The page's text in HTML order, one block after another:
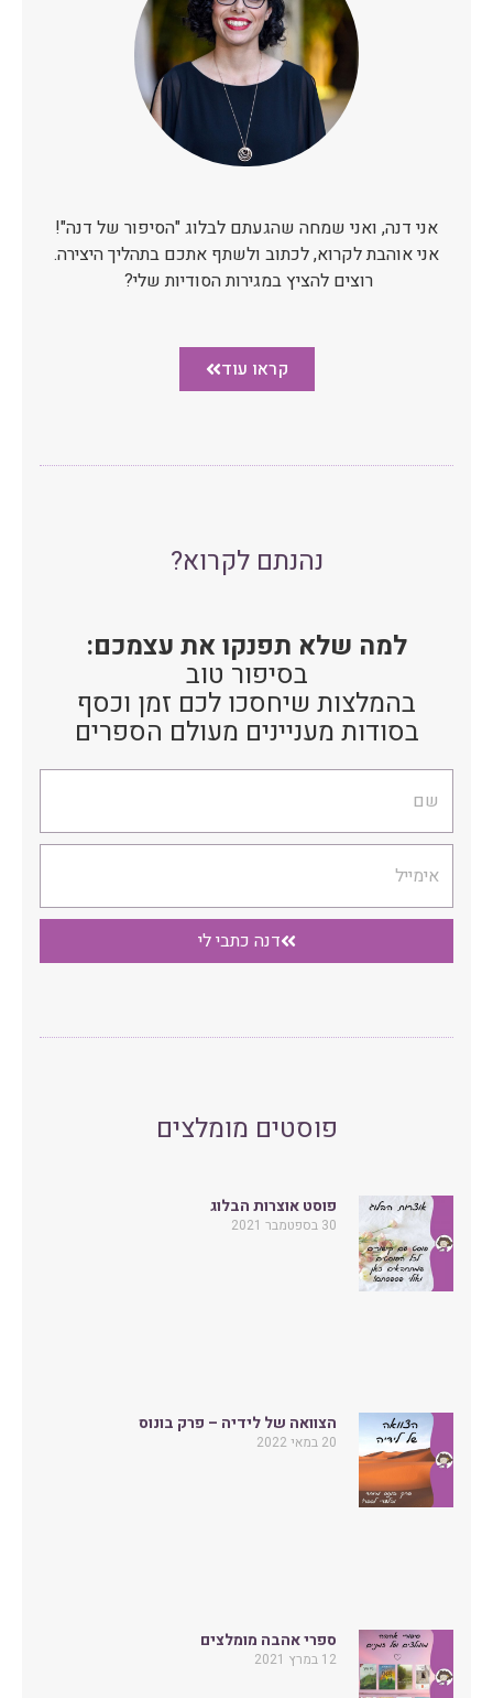
אני דנה, ואני שמחה שהגעתם לבלוג "הסיפור של דנה"!
אני אוהבת לקרוא, לכתוב ולשתף אתכם בתהליך היצירה.
רוצים להציץ במגירות הסודיות שלי?
קראו עוד
נהנתם לקרוא?
למה שלא תפנקו את עצמכם:
בסיפור טוב
בהמלצות שיחסכו לכם זמן וכסף
בסודות מעניינים מעולם הספרים
דנה כתבי לי
פוסטים מומלצים
פוסט אוצרות הבלוג
30 בספטמבר 2021
הצוואה של לידיה – פרק בונוס
20 במאי 2022
ספרי אהבה מומלצים
12 במרץ 2021